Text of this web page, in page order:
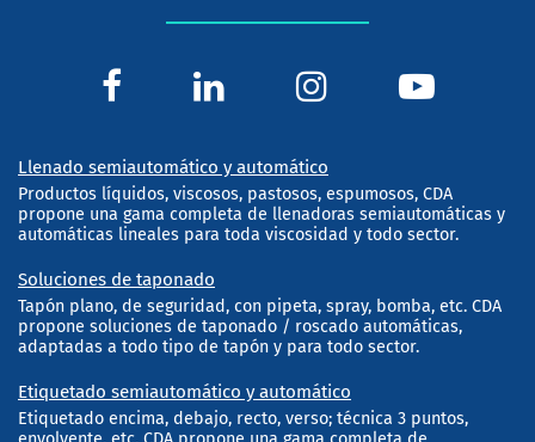
Llenado semiautomático y automático
Productos líquidos, viscosos, pastosos, espumosos, CDA
propone una gama completa de llenadoras semiautomáticas y
automáticas lineales para toda viscosidad y todo sector.
Soluciones de taponado
Tapón plano, de seguridad, con pipeta, spray, bomba, etc. CDA
propone soluciones de taponado / roscado automáticas,
adaptadas a todo tipo de tapón y para todo sector.
Etiquetado semiautomático y automático
Etiquetado encima, debajo, recto, verso; técnica 3 puntos,